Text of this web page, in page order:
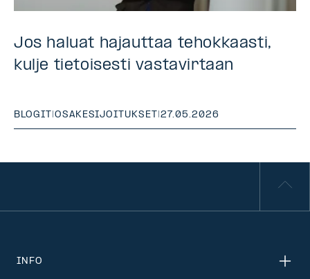
Jos haluat hajauttaa tehokkaasti,
kulje tietoisesti vastavirtaan
BLOGIT |OSAKESIJOITUKSET |27.05.2026
INFO